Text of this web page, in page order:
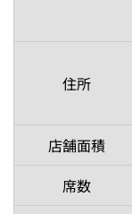
住所
店舗面積
席数